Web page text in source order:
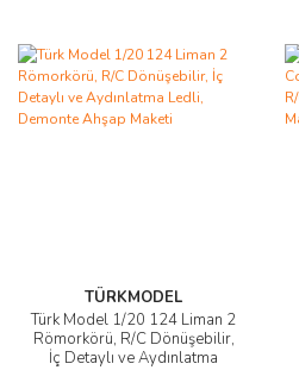
TÜRKMODEL
Türk Model 1/20 124 Liman 2
Römorkörü, R/C Dönüşebilir,
İç Detaylı ve Aydınlatma